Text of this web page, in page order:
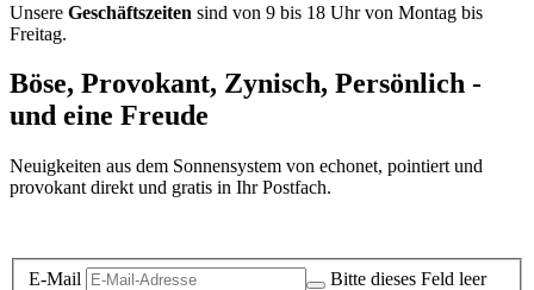
Unsere Geschäftszeiten sind von 9 bis 18 Uhr von Montag bis
Freitag.
Böse, Provokant, Zynisch, Persönlich -
und eine Freude
Neuigkeiten aus dem Sonnensystem von echonet, pointiert und
provokant direkt und gratis in Ihr Postfach.
E-Mail
Bitte dieses Feld leer